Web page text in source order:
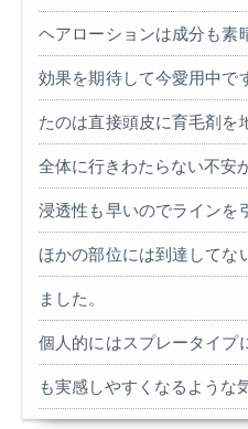
ヘアローションは成分も素
効果を期待して今愛用中で
たのは直接頭皮に育毛剤を
全体に行きわたらない不安
浸透性も早いのでラインを
ほかの部位には到達してな
ました。
個人的にはスプレータイプ
も実感しやすくなるような